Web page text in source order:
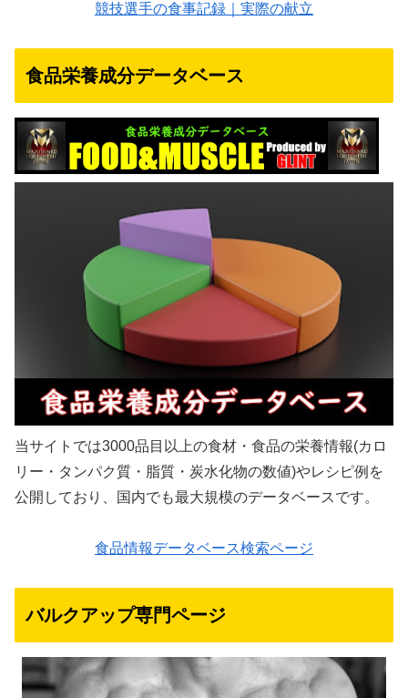
競技選手の食事記録｜実際の献立
食品栄養成分データベース
当サイトでは3000品目以上の食材・食品の栄養情報(カロ
リー・タンパク質・脂質・炭水化物の数値)やレシピ例を
公開しており、国内でも最大規模のデータベースです。
食品情報データベース検索ページ
バルクアップ専門ページ